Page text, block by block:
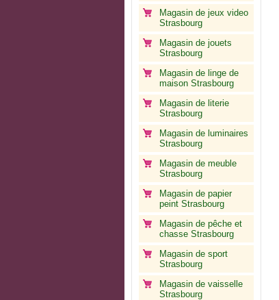
Magasin de jeux video
Strasbourg
Magasin de jouets
Strasbourg
Magasin de linge de
maison Strasbourg
Magasin de literie
Strasbourg
Magasin de luminaires
Strasbourg
Magasin de meuble
Strasbourg
Magasin de papier
peint Strasbourg
Magasin de pêche et
chasse Strasbourg
Magasin de sport
Strasbourg
Magasin de vaisselle
Strasbourg